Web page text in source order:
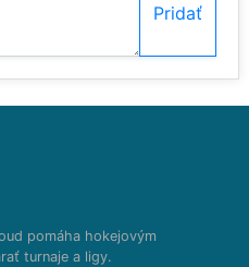
Pridať
pomáha hokejovým
turnaje a ligy.